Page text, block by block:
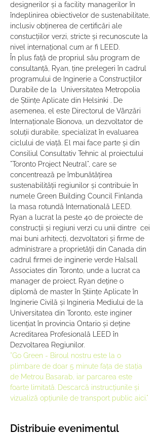
designerilor și a facility managerilor în
îndeplinirea obiectivelor de sustenabilitate,
inclusiv obținerea de certificări ale
constucțiilor verzi, stricte și recunoscute la
nivel internațional cum ar fi LEED.
În plus față de propriul său program de
consultanță, Ryan, ține prelegeri în cadrul
programului de Inginerie a Construcțiilor
Durabile de la  Universitatea Metropolia
de Științe Aplicate din Helsinki . De
asemenea, el este Directorul de Vânzări
Internaționale Bionova, un dezvoltator de
soluții durabile, specializat în evaluarea
ciclului de viață. El mai face parte și din
Consiliul Consultativ Tehnic al proiectului
"Toronto Project Neutral", care se
concentrează pe îmbunătățirea
sustenabilității regiunilor și contribuie în
numele Green Building Council Finlanda
la masa rotundă Internatională LEED.
Ryan a lucrat la peste 40 de proiecte de
construcții și regiuni verzi cu unii dintre  cei
mai buni arhitecți, dezvoltatori și firme de
administrare a proprietății din Canada din
cadrul firmei de inginerie verde Halsall
Associates din Toronto, unde a lucrat ca
manager de proiect. Ryan deține o
diplomă de master în Științe Aplicate în
Inginerie Civilă și Ingineria Mediului de la
Universitatea din Toronto, este inginer
licențiat în provincia Ontario și deține
Acreditarea Profesională LEED în
Dezvoltarea Regiunilor.
"Go Green - Biroul nostru este la o
plimbare de doar 5 minute fața de stația
de Metrou Basarab, iar parcarea este
foarte limitată. Descarcă instrucțiunile și
vizualiză opțiunile de transport public aici."
Distribuie evenimentul